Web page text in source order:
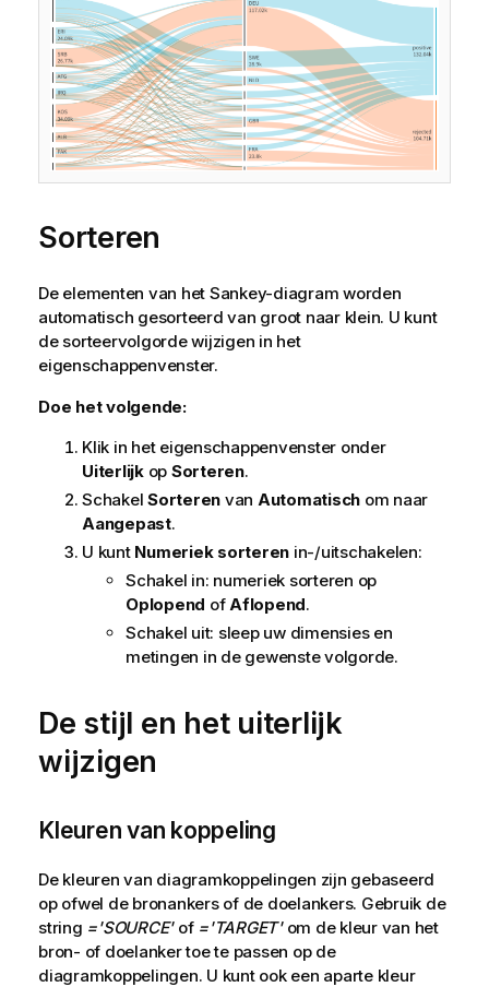
Sorteren
De elementen van het Sankey-diagram worden
automatisch gesorteerd van groot naar klein. U kunt
de sorteervolgorde wijzigen in het
eigenschappenvenster.
Doe het volgende:
Klik in het eigenschappenvenster onder
Uiterlijkop Sorteren.
Schakel Sorteren van Automatisch om naar
Aangepast.
U kunt Numeriek sorteren in-/uitschakelen:
Schakel in: numeriek sorteren op
Oplopend of Aflopend.
Schakel uit: sleep uw dimensies en
metingen in de gewenste volgorde.
De stijl en het uiterlijk
wijzigen
Kleuren van koppeling
De kleuren van diagramkoppelingen zijn gebaseerd
op ofwel de bronankers of de doelankers. Gebruik de
string ='SOURCE'of ='TARGET'om de kleur van het
bron- of doelanker toe te passen op de
diagramkoppelingen. U kunt ook een aparte kleur